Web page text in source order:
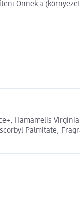
Önnek a
Hamamelis
Palmitate,